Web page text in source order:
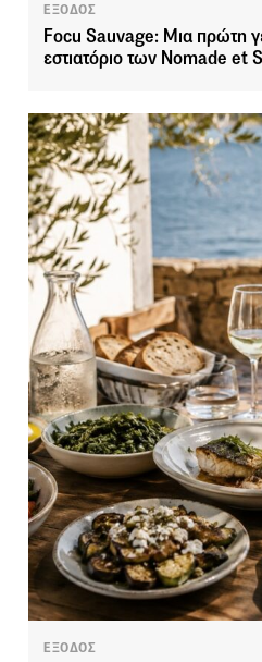
ΕΞΟΔΟΣ
Focu Sauvage: Μια πρώτη
εστιατόριο των Nomade et
ΕΞΟΔΟΣ